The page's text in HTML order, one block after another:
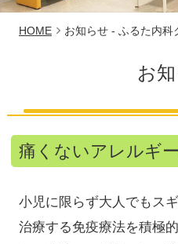
HOME お知らせ - ふるた内科
お
痛くないアレルギ
小児に限らず大人でもス
治療する免疫療法を積極